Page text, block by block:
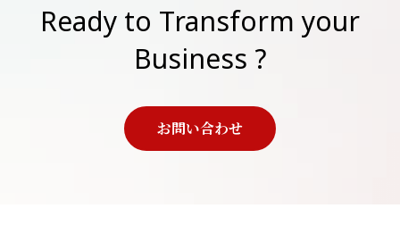
Ready to Transform your
Business ?
お問い合わせ